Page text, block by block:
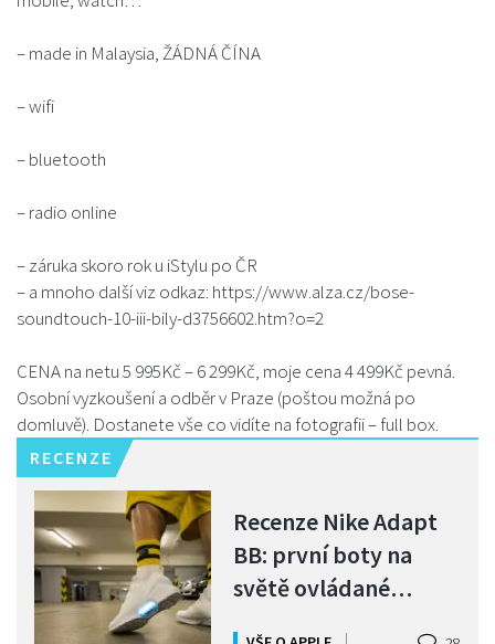
– made in Malaysia, ŽÁDNÁ ČÍNA
– wifi
– bluetooth
– radio online
– záruka skoro rok u iStylu po ČR
– a mnoho další viz odkaz: https://www.alza.cz/bose-
soundtouch-10-iii-bily-d3756602.htm?o=2
CENA na netu 5 995Kč – 6 299Kč, moje cena 4 499Kč pevná.
Osobní vyzkoušení a odběr v Praze (poštou možná po
domluvě). Dostanete vše co vidíte na fotografii – full box.
RECENZE
Recenze Nike Adapt
BB: první boty na
světě ovládané